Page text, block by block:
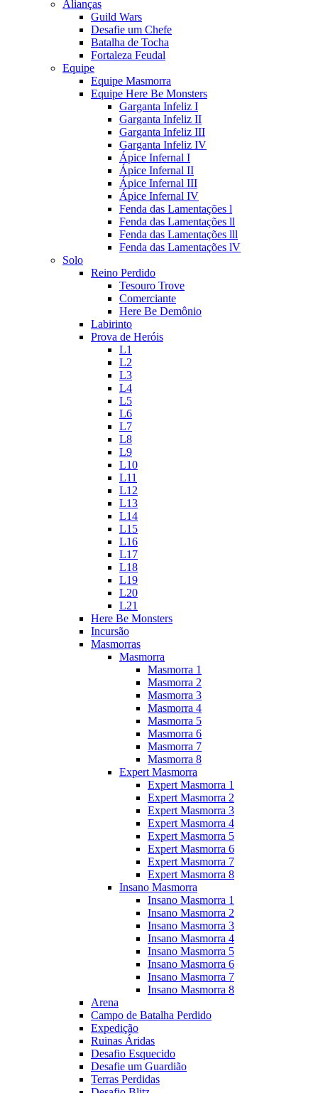
Alianças
Guild Wars
Desafie um Chefe
Batalha de Tocha
Fortaleza Feudal
Equipe
Equipe Masmorra
Equipe Here Be Monsters
Garganta Infeliz I
Garganta Infeliz II
Garganta Infeliz III
Garganta Infeliz IV
Ápice Infernal I
Ápice Infernal II
Ápice Infernal III
Ápice Infernal IV
Fenda das Lamentações l
Fenda das Lamentações ll
Fenda das Lamentações lll
Fenda das Lamentações lV
Solo
Reino Perdido
Tesouro Trove
Comerciante
Here Be Demônio
Labirinto
Prova de Heróis
L1
L2
L3
L4
L5
L6
L7
L8
L9
L10
L11
L12
L13
L14
L15
L16
L17
L18
L19
L20
L21
Here Be Monsters
Incursão
Masmorras
Masmorra
Masmorra 1
Masmorra 2
Masmorra 3
Masmorra 4
Masmorra 5
Masmorra 6
Masmorra 7
Masmorra 8
Expert Masmorra
Expert Masmorra 1
Expert Masmorra 2
Expert Masmorra 3
Expert Masmorra 4
Expert Masmorra 5
Expert Masmorra 6
Expert Masmorra 7
Expert Masmorra 8
Insano Masmorra
Insano Masmorra 1
Insano Masmorra 2
Insano Masmorra 3
Insano Masmorra 4
Insano Masmorra 5
Insano Masmorra 6
Insano Masmorra 7
Insano Masmorra 8
Arena
Campo de Batalha Perdido
Expedição
Ruinas Áridas
Desafio Esquecido
Desafie um Guardião
Terras Perdidas